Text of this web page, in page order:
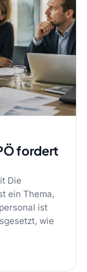
fordert
Die
ein Thema,
ist
wie